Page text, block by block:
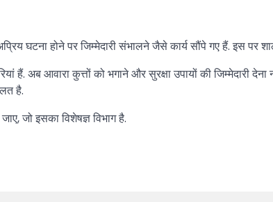
घटना होने पर जिम्मेदारी संभालने जैसे कार्य सौंपे गए हैं. इस पर
अब आवारा कुत्तों को भगाने और सुरक्षा उपायों की जिम्मेदारी देना
है.
जो इसका विशेषज्ञ विभाग है.